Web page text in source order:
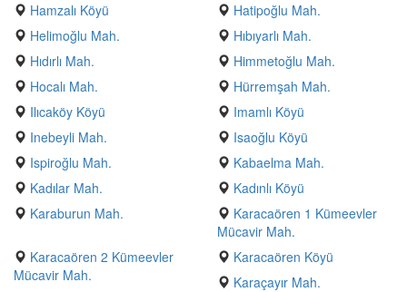
Hamzalı Köyü
Hatipoğlu Mah.
Helimoğlu Mah.
Hıbıyarlı Mah.
Hıdırlı Mah.
Himmetoğlu Mah.
Hocalı Mah.
Hürremşah Mah.
Ilıcaköy Köyü
Imamlı Köyü
Inebeyli Mah.
Isaoğlu Köyü
Ispiroğlu Mah.
Kabaelma Mah.
Kadılar Mah.
Kadınlı Köyü
Karaburun Mah.
Karacaören 1 Kümeevler
Mücavir Mah.
Karacaören 2 Kümeevler
Mücavir Mah.
Karacaören Köyü
Karaçayır Mah.